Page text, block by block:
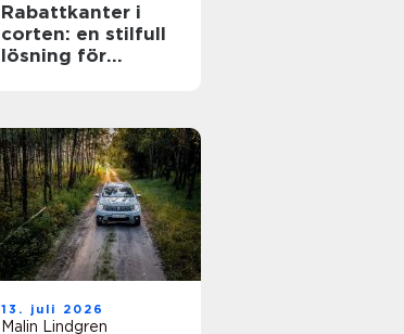
Rabattkanter i
corten: en stilfull
lösning för
13. juli 2026
Malin Lindgren